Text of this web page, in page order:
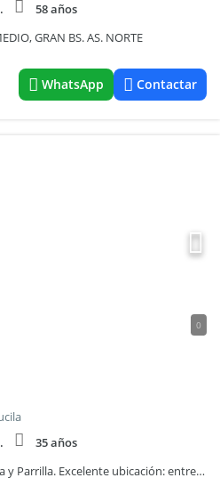
58 años
GRAN BS. AS. NORTE
WhatsApp Contactar
0
35 años
Casa de 3 dormitorios con Pileta y Parrilla. Excelente ubicación: entre Libertador y el río!